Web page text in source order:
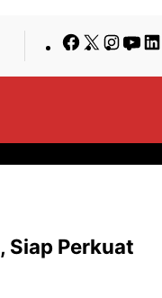
Facebook
X
Siap Perkuat